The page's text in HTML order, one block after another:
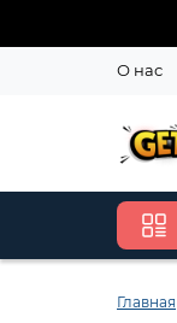
О нас
Главная